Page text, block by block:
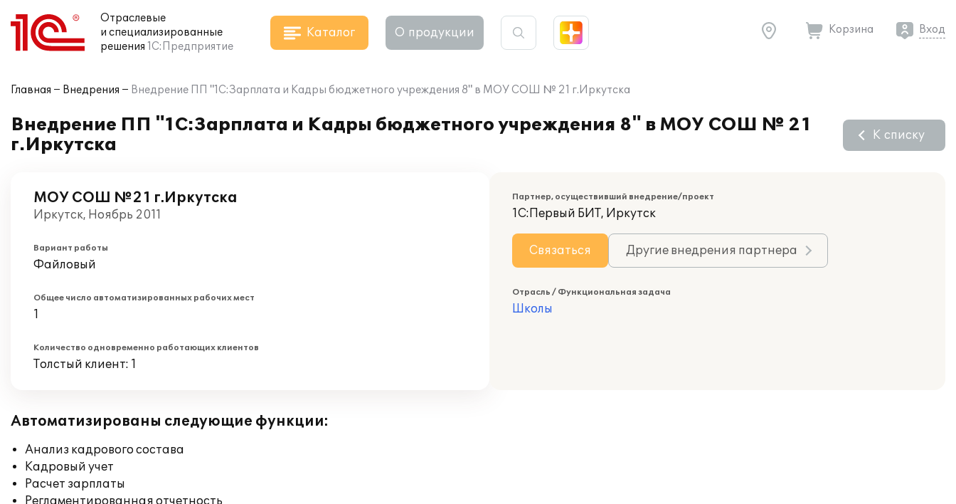
Отраслевые
и специализированные
решения 1С:Предприятие
Каталог О продукции Корзина Вход
Главная Внедрения Внедрение ПП "1С:Зарплата и Кадры бюджетного учреждения 8" в МОУ СОШ № 21 г.Иркутска
Внедрение ПП "1С:Зарплата и Кадры бюджетного учреждения 8" в МОУ СОШ № 21
г.Иркутска
К списку
МОУ СОШ №21 г.Иркутска
Иркутск, Ноябрь 2011
Вариант работы
Файловый
Общее число автоматизированных рабочих мест
1
Количество одновременно работающих клиентов
Толстый клиент: 1
Партнер, осуществивший внедрение/проект
1С:Первый БИТ, Иркутск
Связаться Другие внедрения партнера
Отрасль / Функциональная задача
Школы
Автоматизированы следующие функции:
Анализ кадрового состава
Кадровый учет
Расчет зарплаты
Регламентированная отчетность